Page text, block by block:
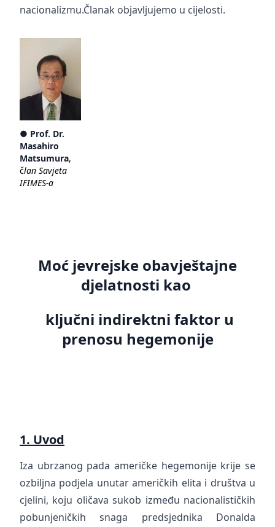
nacionalizmu.Članak objavljujemo u cijelosti.
● Prof. Dr.
Masahiro
Matsumura,
član Savjeta
IFIMES-a
Moć jevrejske obavještajne
djelatnosti kao
ključni indirektni faktor u
prenosu hegemonije
1. Uvod
Iza ubrzanog pada američke hegemonije krije se
ozbiljna podjela unutar američkih elita i društva u
cjelini, koju oličava sukob između nacionalističkih
pobunjeničkih snaga predsjednika Donalda